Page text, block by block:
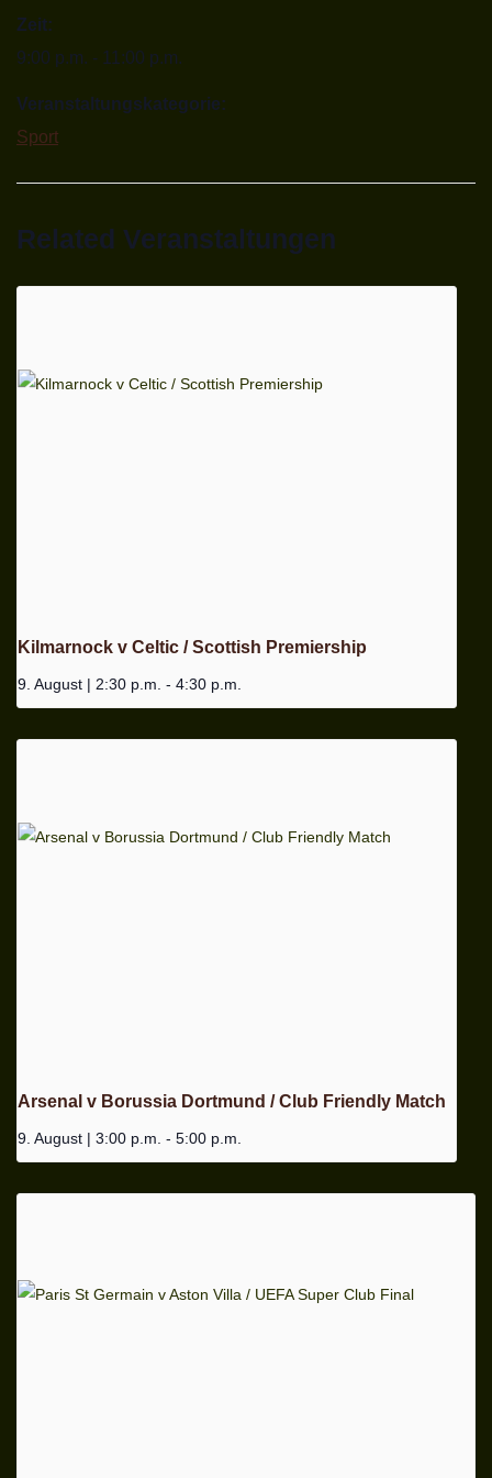
Zeit:
9:00 p.m. - 11:00 p.m.
Veranstaltungskategorie:
Sport
Related Veranstaltungen
Kilmarnock v Celtic / Scottish Premiership
9. August | 2:30 p.m. - 4:30 p.m.
Arsenal v Borussia Dortmund / Club Friendly Match
9. August | 3:00 p.m. - 5:00 p.m.